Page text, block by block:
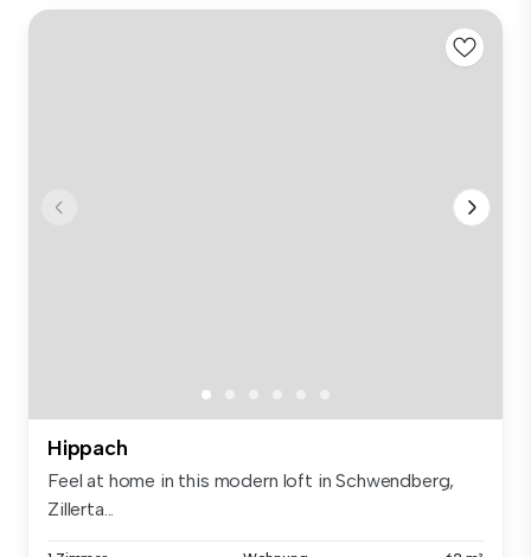
Hippach
Feel at home in this modern loft in Schwendberg,
Zillerta...